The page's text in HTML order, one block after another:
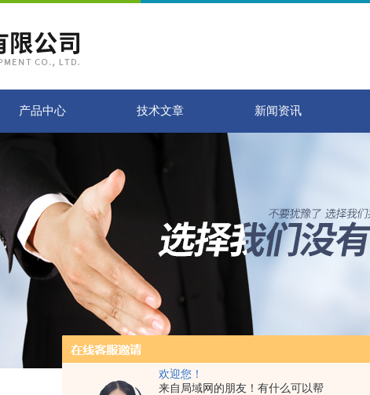
欢迎您！
来自局域网的朋友！有什么可以帮
产品中心 技术文章 新闻资讯